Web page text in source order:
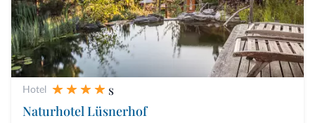
Hotel
s
Naturhotel Lüsnerhof